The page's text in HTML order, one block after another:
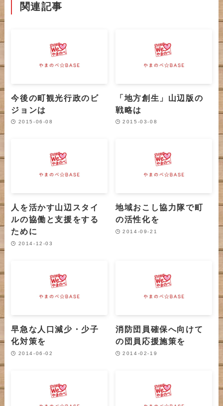
関連記事
今後の町観光行政のビ
ジョンは
2015-06-08
「地方創生」山辺版の
戦略は
2015-03-08
人を活かす山辺スタイ
ルの協働と支援をする
ために
2014-12-03
地域おこし協力隊で町
の活性化を
2014-09-21
早急な人口減少・少子
化対策を
2014-06-02
消防団員確保へ向けて
の団員応援施策を
2014-02-19